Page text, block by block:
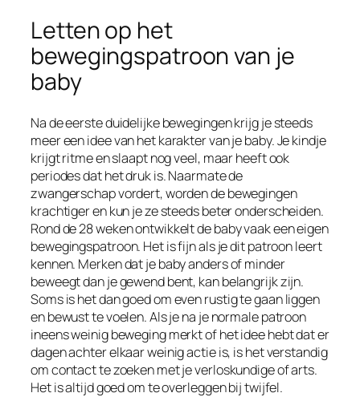
Letten op het
bewegingspatroon van je
baby
Na de eerste duidelijke bewegingen krijg je steeds
meer een idee van het karakter van je baby. Je kindje
krijgt ritme en slaapt nog veel, maar heeft ook
periodes dat het druk is. Naarmate de
zwangerschap vordert, worden de bewegingen
krachtiger en kun je ze steeds beter onderscheiden.
Rond de 28 weken ontwikkelt de baby vaak een eigen
bewegingspatroon. Het is fijn als je dit patroon leert
kennen. Merken dat je baby anders of minder
beweegt dan je gewend bent, kan belangrijk zijn.
Soms is het dan goed om even rustig te gaan liggen
en bewust te voelen. Als je na je normale patroon
ineens weinig beweging merkt of het idee hebt dat er
dagen achter elkaar weinig actie is, is het verstandig
om contact te zoeken met je verloskundige of arts.
Het is altijd goed om te overleggen bij twijfel.